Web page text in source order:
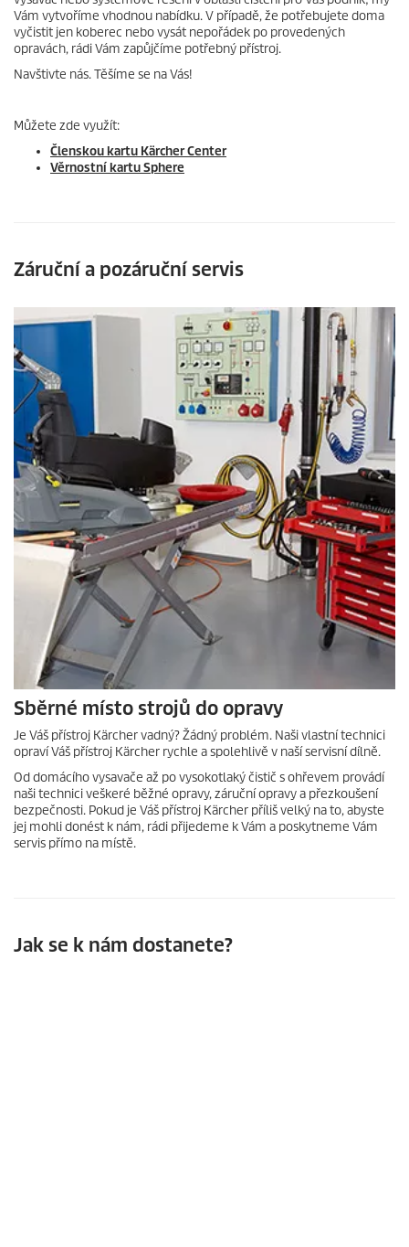
Vám vytvoříme vhodnou nabídku. V případě, že potřebujete doma
vyčistit jen koberec nebo vysát nepořádek po provedených
opravách, rádi Vám zapůjčíme potřebný přístroj.
Navštivte nás. Těšíme se na Vás!
Můžete zde využít:
Členskou kartu Kärcher Center
Věrnostní kartu Sphere
Záruční a pozáruční servis
Sběrné místo strojů do opravy
Je Váš přístroj Kärcher vadný? Žádný problém. Naši vlastní technici
opraví Váš přístroj Kärcher rychle a spolehlivě v naší servisní dílně.
Od domácího vysavače až po vysokotlaký čistič s ohřevem provádí
naši technici veškeré běžné opravy, záruční opravy a přezkoušení
bezpečnosti. Pokud je Váš přístroj Kärcher příliš velký na to, abyste
jej mohli donést k nám, rádi přijedeme k Vám a poskytneme Vám
servis přímo na místě.
Jak se k nám dostanete?